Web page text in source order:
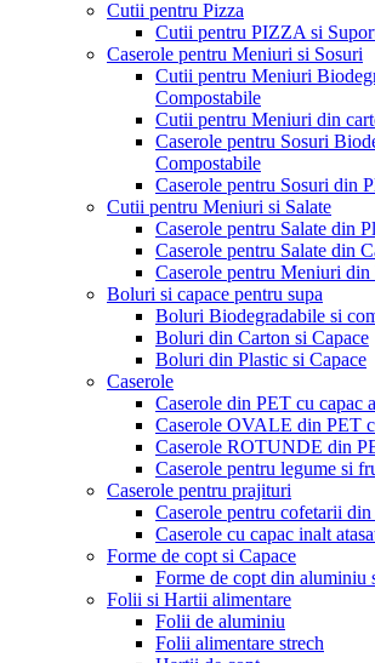
Cutii pentru Pizza
Cutii pentru PIZZA si
Caserole pentru Meniuri si Sosuri
Cutii pentru Meniuri
Compostabile
Cutii pentru Meniuri din
Caserole pentru Sosuri
Compostabile
Caserole pentru Sosuri din
Cutii pentru Meniuri si Salate
Caserole pentru Salate din
Caserole pentru Salate din
Caserole pentru Meniuri din
Boluri si capace pentru supa
Boluri Biodegradabile si
Boluri din Carton si Capace
Boluri din Plastic si Capace
Caserole
Caserole din PET cu capac
Caserole OVALE din PET
Caserole ROTUNDE din
Caserole pentru legume si
Caserole pentru prajituri
Caserole pentru cofetarii
Caserole cu capac inalt
Forme de copt si Capace
Forme de copt din aluminiu
Folii si Hartii alimentare
Folii de aluminiu
Folii alimentare strech